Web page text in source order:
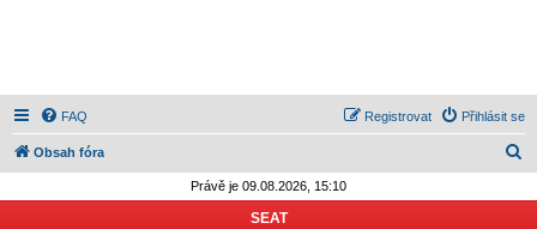
FAQ Přihlásit se
Registrovat
Obsah fóra
Právě je 09.08.2026, 15:10
SEAT